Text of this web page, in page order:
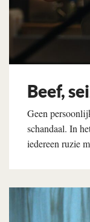
Beef,
Geen
schandaal. In
iedereen ruzie
Lees verder